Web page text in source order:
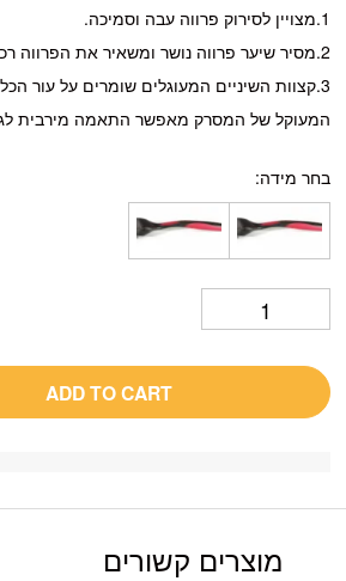
1.מצויין לסירוק פרווה עבה וסמיכה.
2.מסיר שיער פרווה נושר ומשאיר את הפרווה רכה ומבריקה.
3.קצוות השיניים המעוגלים שומרים על עור
המעוקל של המסרק מאפשר התאמה מירבית
בחר מידה
ADD TO CART
מוצרים קשורים